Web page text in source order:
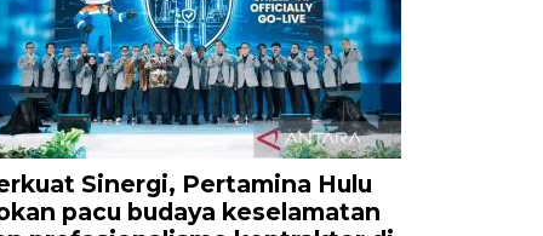
Sinergi, Pertamina Hulu
pacu budaya keselamatan